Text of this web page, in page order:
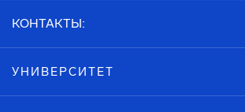
КОНТАКТЫ:
УНИВЕРСИТЕТ